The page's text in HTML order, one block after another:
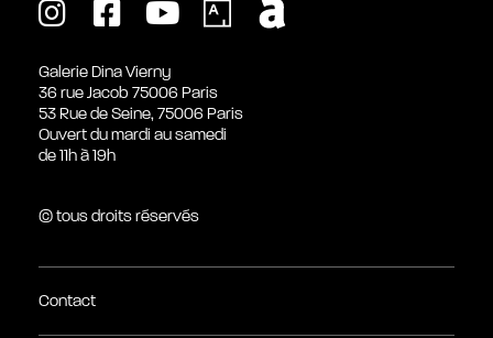
Galerie Dina Vierny
36 rue Jacob 75006 Paris
53 Rue de Seine, 75006 Paris
Ouvert du mardi au samedi
de 11h à 19h
© tous droits réservés
Contact